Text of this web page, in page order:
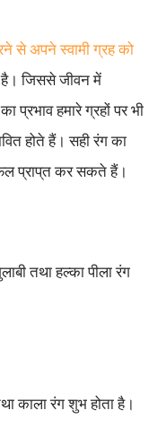
सेअपनेस्वामीग्रहको
है। जिससेजीवनमें
काप्रभावहमारेग्रहोंपरभी
होतेहैं। सहीरंगका
प्राप्तकरसकतेहैं।
तथाहल्कापीलारंग
कालारंगशुभहोताहै।